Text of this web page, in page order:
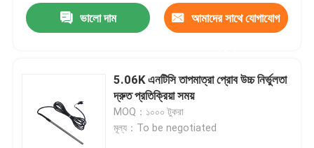
গ্লাস বিড থার্মিস্টর
আরটিডি তাপমাত্রা সেন্সর
ডিজিটাল তাপমাত্রা সেন্সর
ভালো দাম আমাদের সাথে যোগাযোগ
5.06K এনটিসি তাপমাত্রা প্রোব উচ্চ নির্ভুলতা
দ্রুত প্রতিক্রিয়া সময়
MOQ：১০০০ টুকরা
মূল্য：To be negotiated